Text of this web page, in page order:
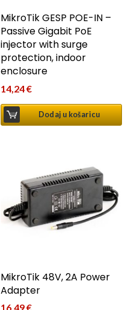
MikroTik GESP POE-IN –
Passive Gigabit PoE
injector with surge
protection, indoor
enclosure
14,24€
Dodaj u košaricu
MikroTik 48V, 2A Power
Adapter
16,49€